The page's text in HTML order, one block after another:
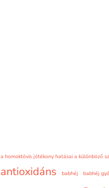
a homoktövis jótékony hatásai a különböző
antioxidáns babhéj babhéj